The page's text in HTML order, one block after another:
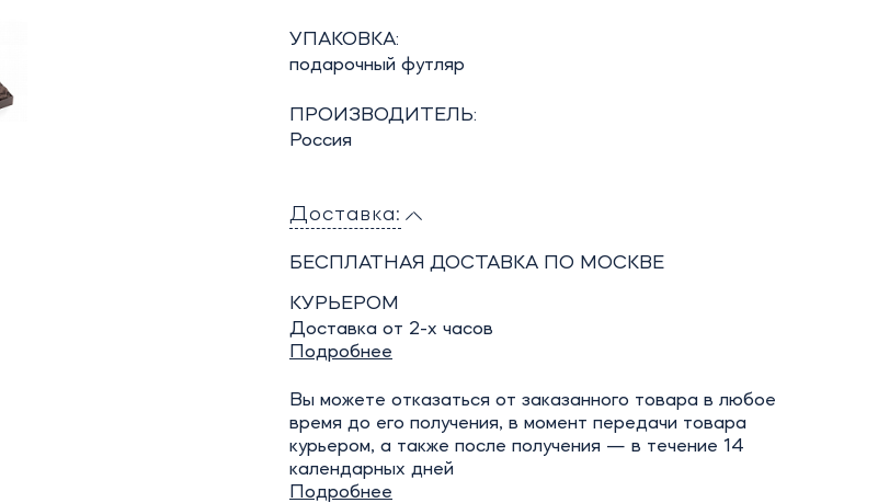
УПАКОВКА:
подарочный футляр
ПРОИЗВОДИТЕЛЬ:
Россия
Доставка:
БЕСПЛАТНАЯ ДОСТАВКА ПО МОСКВЕ
КУРЬЕРОМ
Доставка от 2-х часов
Подробнее
Вы можете отказаться от заказанного товара в любое
время до его получения, в момент передачи товара
курьером, а также после получения — в течение 14
календарных дней
Подробнее